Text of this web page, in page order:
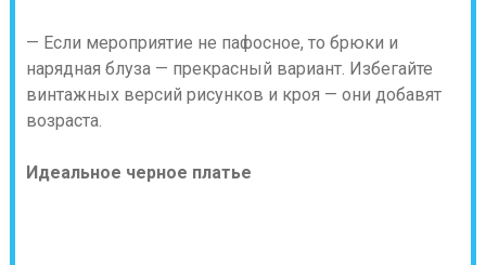
— Если мероприятие не пафосное, то брюки и
нарядная блуза — прекрасный вариант. Избегайте
винтажных версий рисунков и кроя — они добавят
возраста.
Идеальное черное платье